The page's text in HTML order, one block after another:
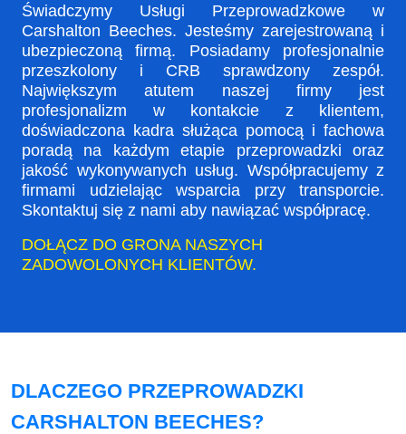
Świadczymy Usługi Przeprowadzkowe w
Carshalton Beeches. Jesteśmy zarejestrowaną i
ubezpieczoną firmą. Posiadamy profesjonalnie
przeszkolony i CRB sprawdzony zespół.
Największym atutem naszej firmy jest
profesjonalizm w kontakcie z klientem,
doświadczona kadra służąca pomocą i fachowa
poradą na każdym etapie przeprowadzki oraz
jakość wykonywanych usług. Współpracujemy z
firmami udzielając wsparcia przy transporcie.
Skontaktuj się z nami aby nawiązać współpracę.
DOŁĄCZ DO GRONA NASZYCH
ZADOWOLONYCH KLIENTÓW.
DLACZEGO PRZEPROWADZKI
CARSHALTON BEECHES?